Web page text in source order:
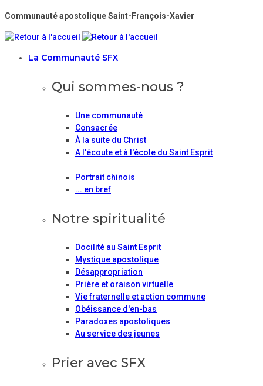
Communauté apostolique Saint-François-Xavier
La Communauté SFX
Qui sommes-nous ?
Une communauté
Consacrée
À la suite du Christ
A l'écoute et à l'école du Saint Esprit
Portrait chinois
... en bref
Notre spiritualité
Docilité au Saint Esprit
Mystique apostolique
Désappropriation
Prière et oraison virtuelle
Vie fraternelle et action commune
Obéissance d'en-bas
Paradoxes apostoliques
Au service des jeunes
Prier avec SFX